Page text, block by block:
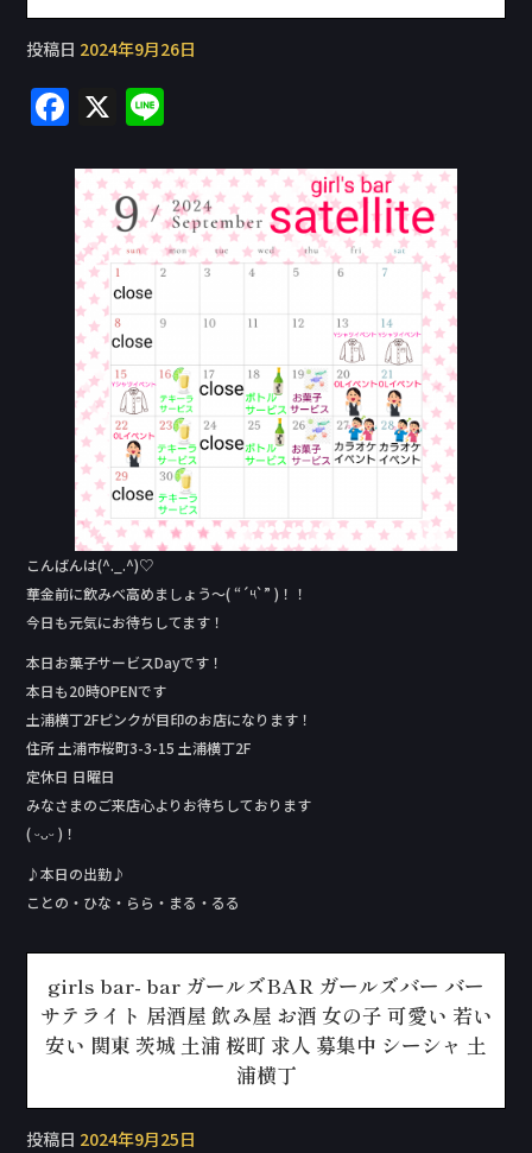
投稿日 2024年9月26日
F
c
e
b
o
o
k
X
e
こんばんは(^._.^)♡
華金前に飲みべ高めましょう〜( “´༥`” )！！
今日も元気にお待ちしてます！
本日お菓子サービスDay‬です！
本日も20時OPENです
土浦横丁2Fピンクが目印のお店になります！
住所 土浦市桜町3-3-15 土浦横丁2F
定休日 日曜日
みなさまのご来店心よりお待ちしております
( ᵕᴗᵕ )！
♪本日の出勤♪
ことの・ひな・らら・まる・るる
girls bar- bar ガールズBAR ガールズバー バー
サテライト 居酒屋 飲み屋 お酒 女の子 可愛い 若い
安い 関東 茨城 土浦 桜町 求人 募集中 シーシャ 土
浦横丁
投稿日 2024年9月25日